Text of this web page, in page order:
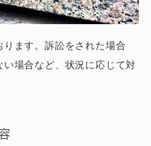
ます。訴訟をされた場合
場合など、状況に応じて対